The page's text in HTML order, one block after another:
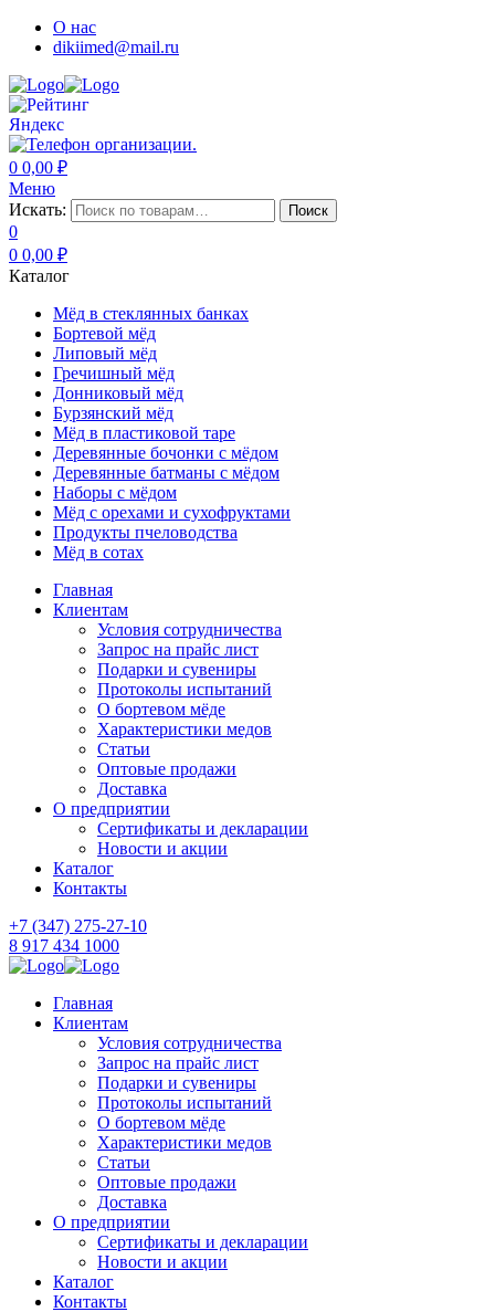
О нас
dikiimed@mail.ru
0 0,00 ₽
Меню
Искать:
Поиск
0
0 0,00 ₽
Каталог
Мёд в стеклянных банках
Бортевой мёд
Липовый мёд
Гречишный мёд
Донниковый мёд
Бурзянский мёд
Мёд в пластиковой таре
Деревянные бочонки с мёдом
Деревянные батманы с мёдом
Наборы с мёдом
Мёд с орехами и сухофруктами
Продукты пчеловодства
Мёд в сотах
Главная
Клиентам
Условия сотрудничества
Запрос на прайс лист
Подарки и сувениры
Протоколы испытаний
О бортевом мёде
Характеристики медов
Статьи
Оптовые продажи
Доставка
О предприятии
Сертификаты и декларации
Новости и акции
Каталог
Контакты
+7 (347) 275-27-10
8 917 434 1000
Главная
Клиентам
Условия сотрудничества
Запрос на прайс лист
Подарки и сувениры
Протоколы испытаний
О бортевом мёде
Характеристики медов
Статьи
Оптовые продажи
Доставка
О предприятии
Сертификаты и декларации
Новости и акции
Каталог
Контакты